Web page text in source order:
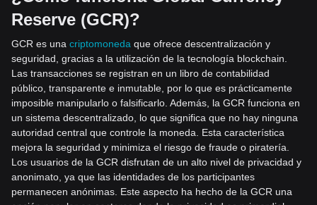
Reserve (GCR)?
GCR es una criptomoneda que ofrece descentralización y
seguridad, gracias a la utilización de la tecnología blockchain.
Las transacciones se registran en un libro de contabilidad
público, transparente e inmutable, por lo que es prácticamente
imposible manipularlo o falsificarlo. Además, la GCR funciona en
un sistema descentralizado, lo que significa que no hay ninguna
autoridad central que controle la moneda. Esta característica
mejora la seguridad y minimiza el riesgo de fraude o piratería.
Los usuarios de la GCR disfrutan de un alto nivel de privacidad y
anonimato, ya que las identidades de los participantes
permanecen anónimas. Este aspecto ha hecho de la GCR una